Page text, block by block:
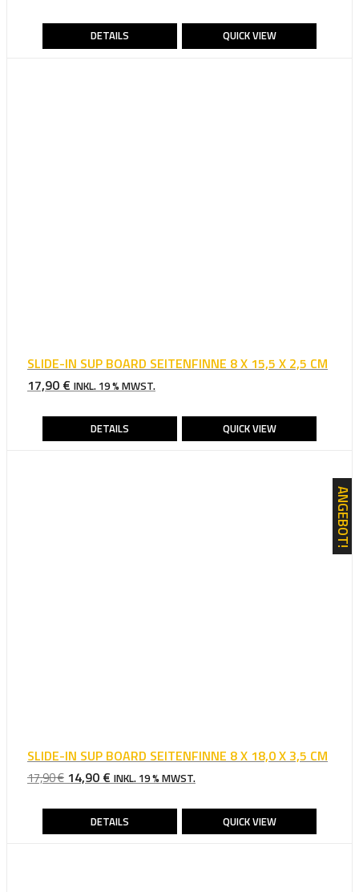
DETAILS QUICK VIEW
SLIDE-IN SUP BOARD SEITENFINNE 8 X 15,5 X 2,5 CM
17,90 € INKL. 19 % MWST.
DETAILS QUICK VIEW
ANGEBOT!
SLIDE-IN SUP BOARD SEITENFINNE 8 X 18,0 X 3,5 CM
17,90€ URSPRÜNGLICHER
WAR:
17,90 €
14,90 € AKTUELLER
IST:
14,90 €.
INKL. 19 % MWST.
DETAILS QUICK VIEW